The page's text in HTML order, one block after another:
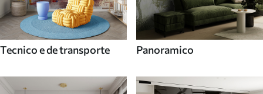
Tecnico e de transporte Panoramico